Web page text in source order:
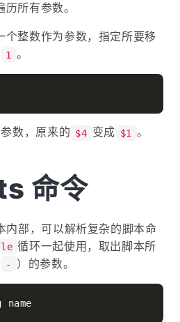
历所有参数。
个整数作为参数，指定所要移
1 。
数，原来的 $4 变成 $1 。
命令
内部，可以解析复杂的脚本命
循环一起使用，取出脚本所
- ）的参数。